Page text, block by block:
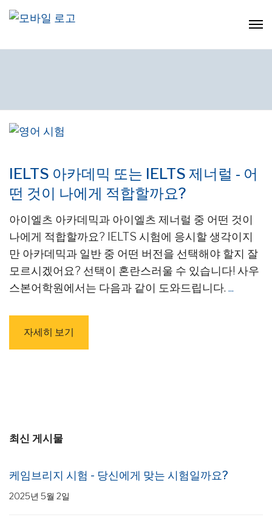
IELTS 아카데믹 또는 IELTS 제너럴 - 어
떤 것이 나에게 적합할까요?
아이엘츠 아카데믹과 아이엘츠 제너럴 중 어떤 것이
나에게 적합할까요? IELTS 시험에 응시할 생각이지
만 아카데믹과 일반 중 어떤 버전을 선택해야 할지 잘
모르시겠어요? 선택이 혼란스러울 수 있습니다! 사우
스본어학원에서는 다음과 같이 도와드립니다. ...
자세히 보기
최신 게시물
케임브리지 시험 - 당신에게 맞는 시험일까요?
2025년 5월 2일